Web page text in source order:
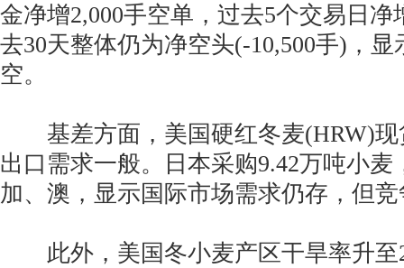
金净增2,000手空单，过去5个交易日净
去30天整体仍为净空头(-10,500手)，
空。
基差方面，美国硬红冬麦(HRW)现
出口需求一般。日本采购9.42万吨小麦
加、澳，显示国际市场需求仍存，但
此外，美国冬小麦产区干旱率升至